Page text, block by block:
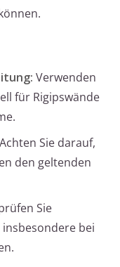
Verwenden
für Rigipswände
Achten Sie darauf,
den geltenden
Sie
bei